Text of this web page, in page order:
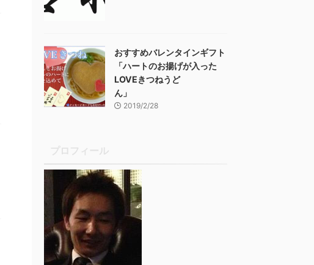
おすすめバレンタインギフト
「ハートのお揚げが入った
LOVEきつねうど
ん」
2019/2/28